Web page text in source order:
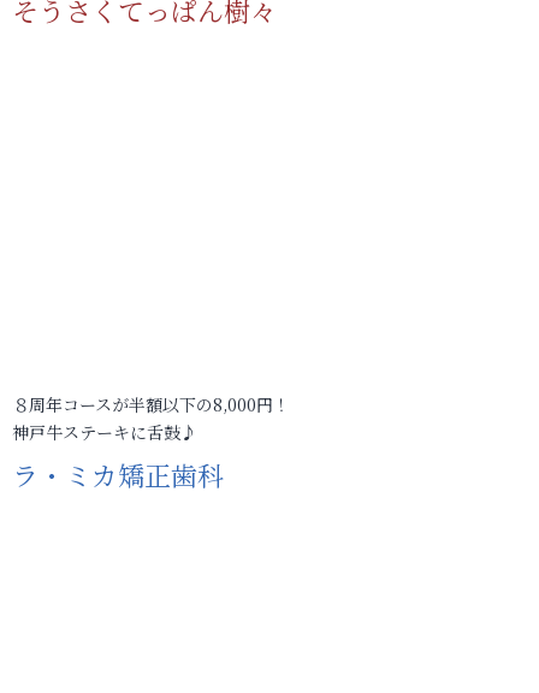
そうさくてっぱん樹々
８周年コースが半額以下の8,000円！
神戸牛ステーキに舌鼓♪
ラ・ミカ矯正歯科